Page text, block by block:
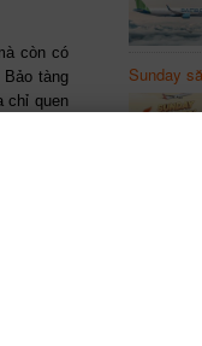
còn có
tàng
chỉ quen
thú
chuông
của
phê có
Burg
cổ chí
Sunday